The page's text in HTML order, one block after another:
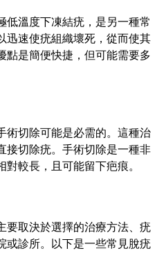
低溫度下凍結疣，是另一種常
迅速使疣組織壞死，從而使其
點是簡便快捷，但可能需要多
術切除可能是必需的。這種治
接切除疣。手術切除是一種非
較長，且可能留下疤痕。
要取決於選擇的治療方法、疣
或診所。以下是一些常見脫疣